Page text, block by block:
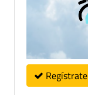
Regístrate